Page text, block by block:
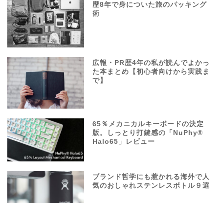
歴8年で身についた旅のパッキング
術
広報・PR歴4年の私が読んでよかっ
た本まとめ【初心者向けから実践ま
で】
65％メカニカルキーボードの決定
版。しっとり打鍵感の「NuPhy®
Halo65」レビュー
ブランド哲学にも惹かれる海外で人
気のおしゃれステンレスボトル９選